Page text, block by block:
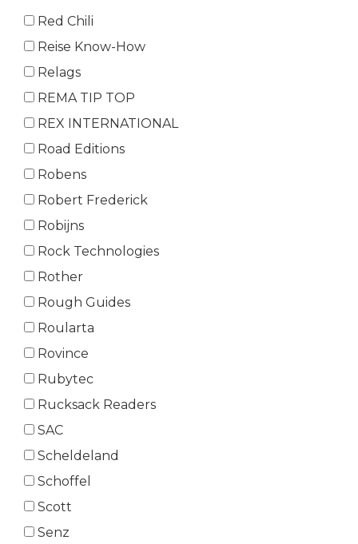
Red Chili
Reise Know-How
Relags
REMA TIP TOP
REX INTERNATIONAL
Road Editions
Robens
Robert Frederick
Robijns
Rock Technologies
Rother
Rough Guides
Roularta
Rovince
Rubytec
Rucksack Readers
SAC
Scheldeland
Schoffel
Scott
Senz